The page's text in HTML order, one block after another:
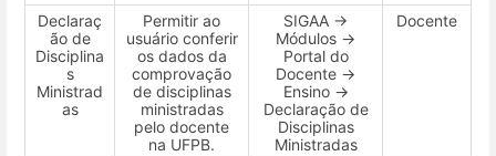
Declaraç
ão de
Disciplina
s
Ministrad
as
Permitir ao
usuário conferir
os dados da
comprovação
de disciplinas
ministradas
pelo docente
na UFPB.
SIGAA →
Módulos →
Portal do
Docente →
Ensino →
Declaração de
Disciplinas
Ministradas
Docente